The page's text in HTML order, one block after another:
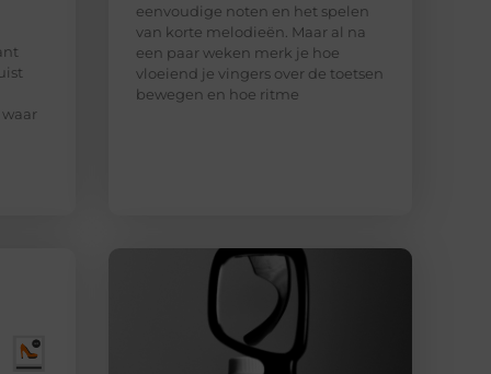
eenvoudige noten en het spelen
van korte melodieën. Maar al na
een paar weken merk je hoe
vloeiend je vingers over de toetsen
bewegen en hoe ritme